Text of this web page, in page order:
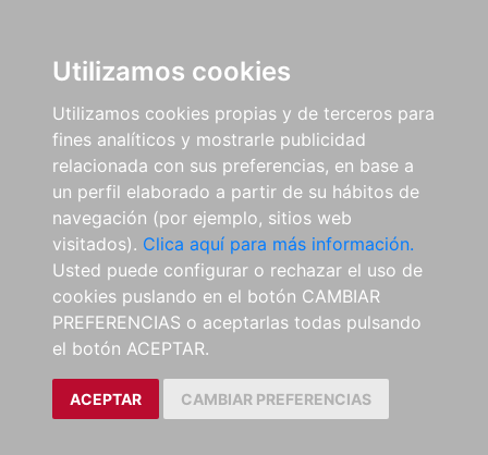
Utilizamos cookies
Utilizamos cookies propias y de terceros para
fines analíticos y mostrarle publicidad
relacionada con sus preferencias, en base a
un perfil elaborado a partir de su hábitos de
navegación (por ejemplo, sitios web
visitados). Clica aquí para más información.
Usted puede configurar o rechazar el uso de
cookies puslando en el botón CAMBIAR
PREFERENCIAS o aceptarlas todas pulsando
el botón ACEPTAR.
ACEPTAR CAMBIAR PREFERENCIAS